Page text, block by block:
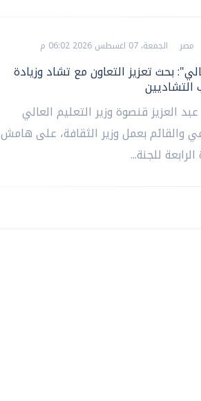
مصر الجمعة، 07 اغسطس 2026 06:02 م
بحث تعزيز التعاون مع تشاد وزيادة
التشاديين
العزيز قنصوة وزير التعليم العالي
والقائم بعمل وزير الثقافة، على هامش
للجنة...